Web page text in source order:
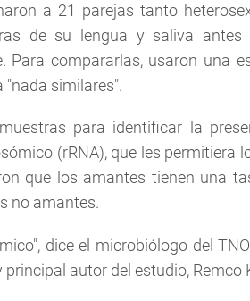
a 21 parejas tanto
de su lengua y saliva
Para compararlas, usaron una
similares".
para identificar la
(rRNA), que les permitiera
que los amantes tienen una
no amantes.
dice el microbiólogo del
autor del estudio, Remco